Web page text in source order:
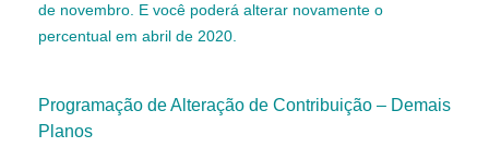
de novembro. E você poderá alterar novamente o
percentual em abril de 2020.
Programação de Alteração de Contribuição – Demais
Planos